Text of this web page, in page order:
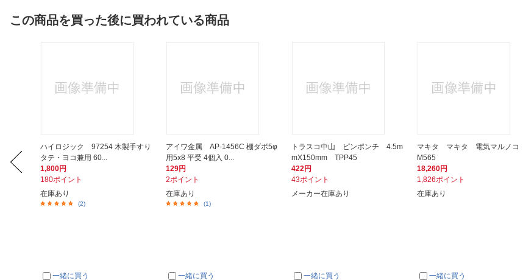
この商品を買った後に買われている商品
ハイロジック 97254 木製手すり
タテ・ヨコ兼用 60...
1,800円
180ポイント
在庫あり
(2)
一緒に買う
アイワ金属 AP-1456C 棚ダボ5φ
用5x8 平受 4個入 0...
129円
2ポイント
在庫あり
(1)
一緒に買う
トラスコ中山 ピンポンチ 4.5m
mX150mm TPP45
422円
43ポイント
メーカー在庫あり
一緒に買う
マキタ マキタ 電気マルノコ
M565
18,260円
1,826ポイント
在庫あり
一緒に買う